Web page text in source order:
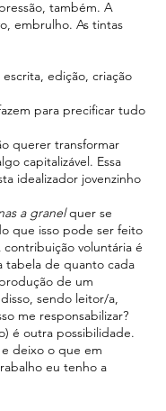
também. A
embrulho. As tintas
edição, criação
para precificar tudo
querer transformar
capitalizável. Essa
idealizador jovenzinho
a granel quer se
que isso pode ser feito
voluntária é
tabela de quanto cada
de um
sendo leitor/a,
me responsabilizar?
é outra possibilidade.
deixo o que em
eu tenho a